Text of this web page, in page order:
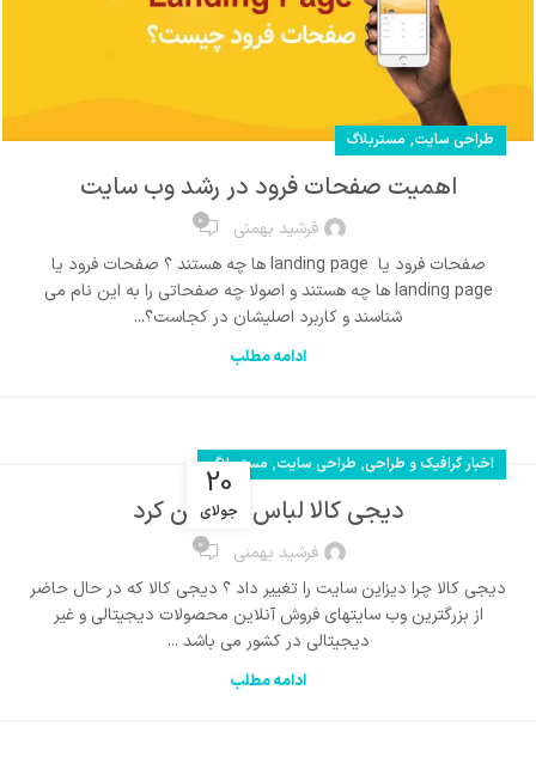
طراحی سایت, مستربلاگ
اهمیت صفحات فرود در رشد وب سایت
فرشید بهمنی 0
صفحات فرود یا landing page ها چه هستند ؟ صفحات فرود یا
landing page ها چه هستند و اصولا چه صفحاتی را به این نام می
شناسند و کاربرد اصلیشان در کجاست؟...
ادامه مطلب
20
جولای
اخبار گرافیک و طراحی, طراحی سایت, مستربلاگ
دیجی کالا لباس نو بر تن کرد
فرشید بهمنی 0
دیجی کالا چرا دیزاین سایت را تغییر داد ؟ دیجی کالا که در حال حاضر
از بزرگترین وب سایتهای فروش آنلاین محصولات دیجیتالی و غیر
دیجیتالی در کشور می باشد ...
ادامه مطلب